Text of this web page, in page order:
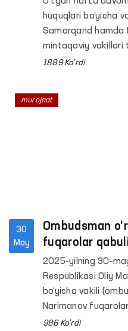
huquqlari bo‘yicha
Samarqand hamda
mintaqaviy vakillari
hibsxonalarda
1889 Ko'rdi
30
May
Ombudsman
fuqarolar
2025-yilning 30-
Respublikasi Oliy
bo‘yicha vakili
Narimanov
986 Ko'rdi
murojaat